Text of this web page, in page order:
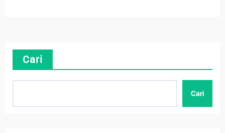
Cari
Cari